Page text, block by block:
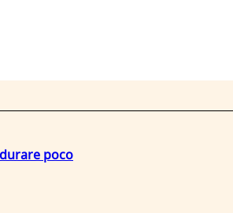
poco